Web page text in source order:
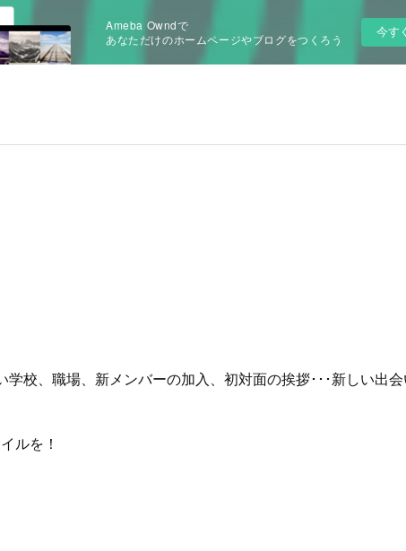
Ameba Owndで
あなただけのホームページやブログをつくろう
今す
校、職場、新メンバーの加入、初対面の挨拶･･･新しい出会
ルを！